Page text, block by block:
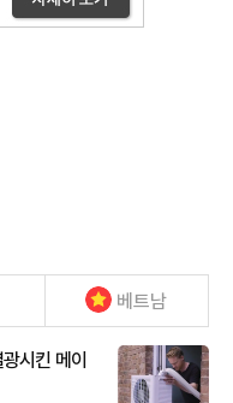
베트남
시킨 메이